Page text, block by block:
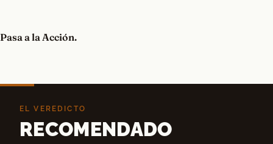
Pasa a la Acción.
EL VEREDICTO
RECOMENDADO